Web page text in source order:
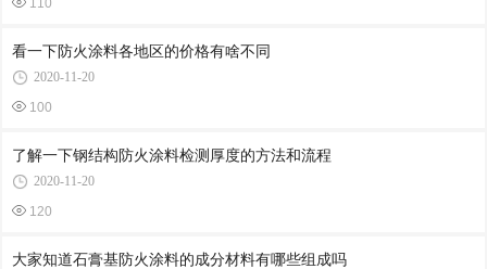
110
看一下防火涂料各地区的价格有啥不同
2020-11-20
100
了解一下钢结构防火涂料检测厚度的方法和流程
2020-11-20
120
大家知道石膏基防火涂料的成分材料有哪些组成吗